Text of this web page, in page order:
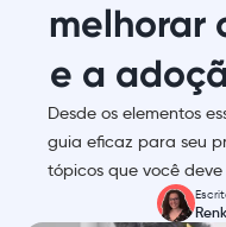
melhorar
e a
Desde os elementos
guia eficaz para seu
tópicos que você